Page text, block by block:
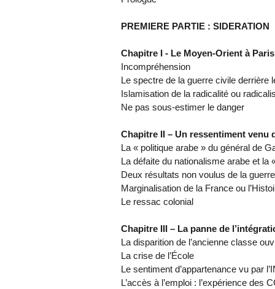
PREMIERE PARTIE : SIDERATION
Chapitre I - Le Moyen-Orient à Paris
Incompréhension
Le spectre de la guerre civile derrière
Islamisation de la radicalité ou
Ne pas sous-estimer le danger
Chapitre II – Un ressentiment venu
La « politique arabe » du général de
La défaite du nationalisme arabe et la
Deux résultats non voulus de la
Marginalisation de la France ou
Le ressac colonial
Chapitre III – La panne de
La disparition de l’ancienne classe
La crise de l’École
Le sentiment d’appartenance vu par
L’accès à l’emploi : l’expérience des